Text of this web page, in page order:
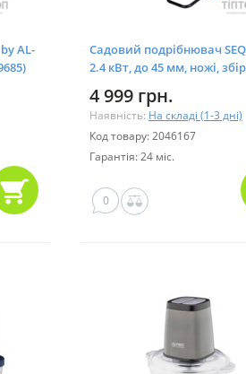
AL-
Садовий подрібнювач
2.4 кВт, до 45 мм, ножі,
4 999 грн.
Наявність: На складі (1-3 дні)
Код товару: 2046167
Гарантія: 24 міс.
0